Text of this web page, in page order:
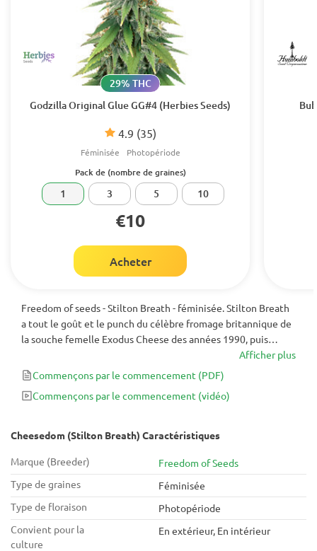
Godzilla Original Glue GG#4 (Herbies Seeds)
4.9 (35)
29% THC
Féminisée Photopériode
Pack de (nombre de graines)
1 3 5 10
€10
Acheter
Freedom of seeds - Stilton Breath - féminisée. Stilton Breath
a tout le goût et le punch du célèbre fromage britannique de
la souche femelle Exodus Cheese des années 1990, puis
Afficher plus
Commençons par le commencement (PDF)
Commençons par le commencement (vidéo)
Cheesedom (Stilton Breath) Caractéristiques
Marque (Breeder)
Freedom of Seeds
Type de graines
Féminisée
Type de floraison
Photopériode
Convient pour la
culture
En extérieur, En intérieur